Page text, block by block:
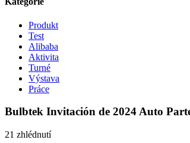
Produkt
Test
Alibaba
Aktivita
Turné
Výstava
Práce
Bulbtek Invitación de 2024 Auto
21 zhlédnutí